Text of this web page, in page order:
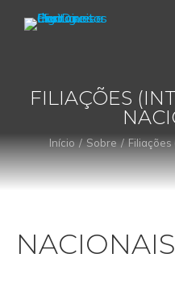
FILIAÇÕES
You are here:
Início Sobre Filiações
NACIONAIS